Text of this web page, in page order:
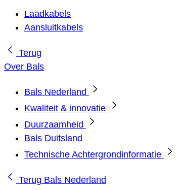
Laadkabels
Aansluitkabels
Terug
Over Bals
Bals Nederland
Kwaliteit & innovatie
Duurzaamheid
Bals Duitsland
Technische Achtergrondinformatie
Terug Bals Nederland